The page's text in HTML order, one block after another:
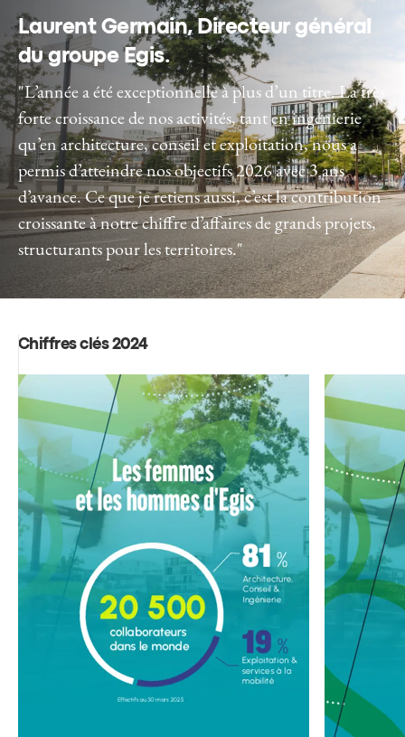
Laurent Germain, Directeur général
du groupe Egis.
"L’année a été exceptionnelle à plus d’un titre. La très
forte croissance de nos activités, tant en ingénierie
qu’en architecture, conseil et exploitation, nous a
permis d’atteindre nos objectifs 2026 avec 3 ans
d’avance. Ce que je retiens aussi, c’est la contribution
croissante à notre chiffre d’affaires de grands projets,
structurants pour les territoires."
Chiffres clés 2024